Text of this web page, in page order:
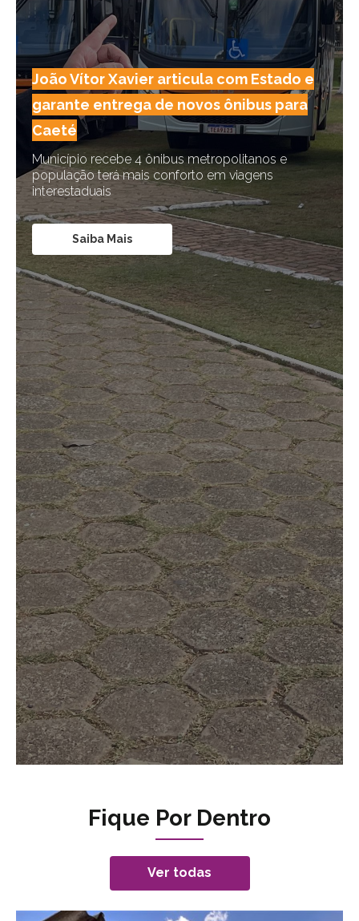
João Vítor Xavier articula com Estado e
garante entrega de novos ônibus para
Caeté
Município recebe 4 ônibus metropolitanos e
população terá mais conforto em viagens
interestaduais
Saiba Mais
Fique Por Dentro
Ver todas